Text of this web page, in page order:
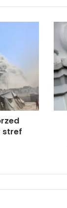
stref
a
p
o
t
ę
p